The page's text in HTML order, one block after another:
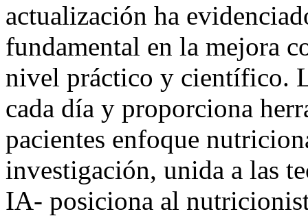
actualización ha
fundamental en la mejora
nivel práctico y científico.
cada día y proporciona
pacientes enfoque
investigación, unida a las
IA- posiciona al